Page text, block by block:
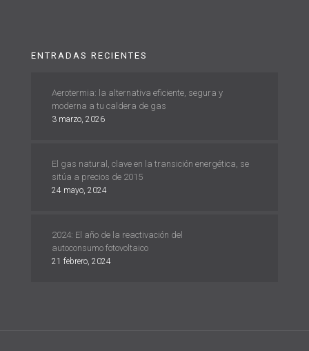
ENTRADAS RECIENTES
Aerotermia: la alternativa eficiente, segura y
moderna a tu caldera de gas
3 marzo, 2026
El gas natural, clave en la transición energética, se
sitúa a precios de 2015
24 mayo, 2024
2024: El año de la reactivación del
autoconsumo fotovoltaico
21 febrero, 2024